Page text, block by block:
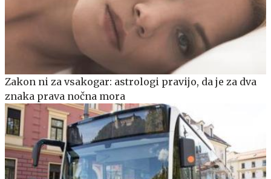
Zakon ni za vsakogar: astrologi pravijo, da je za dva
znaka prava nočna mora